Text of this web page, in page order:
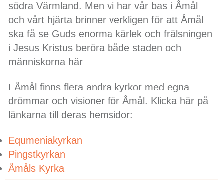
södra Värmland. Men vi har vår bas i Åmål
och vårt hjärta brinner verkligen för att Åmål
ska få se Guds enorma kärlek och frälsningen
i Jesus Kristus beröra både staden och
människorna här
I Åmål finns flera andra kyrkor med egna
drömmar och visioner för Åmål. Klicka här på
länkarna till deras hemsidor:
Equmeniakyrkan
Pingstkyrkan
Åmåls Kyrka